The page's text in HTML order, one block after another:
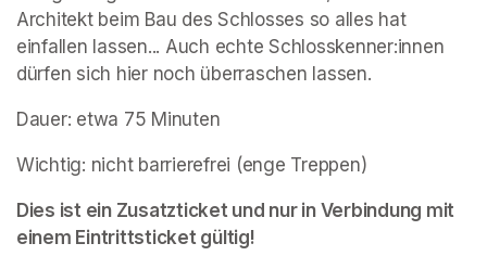
Architekt beim Bau des Schlosses so alles hat
einfallen lassen... Auch echte Schlosskenner:innen
dürfen sich hier noch überraschen lassen.
Dauer: etwa 75 Minuten
Wichtig: nicht barrierefrei (enge Treppen)
Dies ist ein Zusatzticket und nur in Verbindung mit
einem Eintrittsticket gültig!